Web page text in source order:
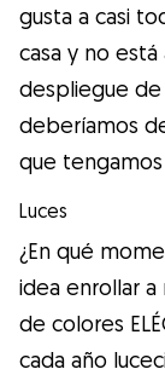
gusta a casi
casa y no
despliegue de
deberíamos
que
Luces
¿En qué
idea enrollar
de colores
cada año